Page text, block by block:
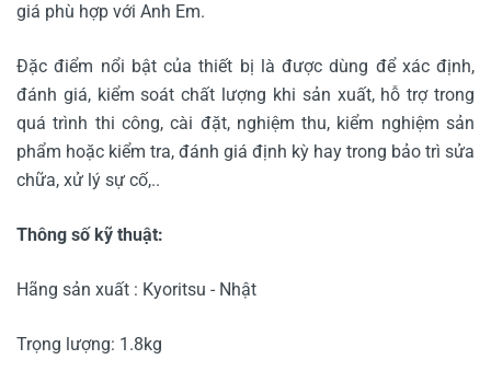
giá phù hợp với Anh Em.
Đặc điểm nổi bật của thiết bị là được dùng để xác định,
đánh giá, kiểm soát chất lượng khi sản xuất, hỗ trợ trong
quá trình thi công, cài đặt, nghiệm thu, kiểm nghiệm sản
phẩm hoặc kiểm tra, đánh giá định kỳ hay trong bảo trì sửa
chữa, xử lý sự cố,..
Thông số kỹ thuật:
Hãng sản xuất : Kyoritsu - Nhật
Trọng lượng: 1.8kg